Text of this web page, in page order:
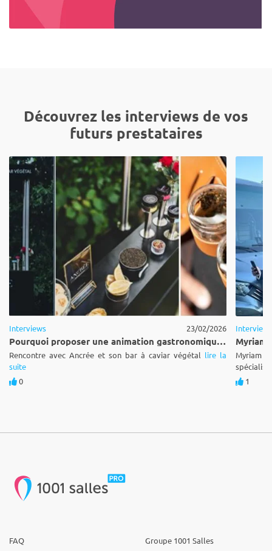
Découvrez les interviews de vos
futurs prestataires
Interviews 23/02/2026
Pourquoi proposer une animation gastronomique lors d’un événement ?
Rencontre avec Ancrée et son bar à caviar végétal lire la
suite
0
Interviews
Myriam
1
FAQ Groupe 1001 Salles